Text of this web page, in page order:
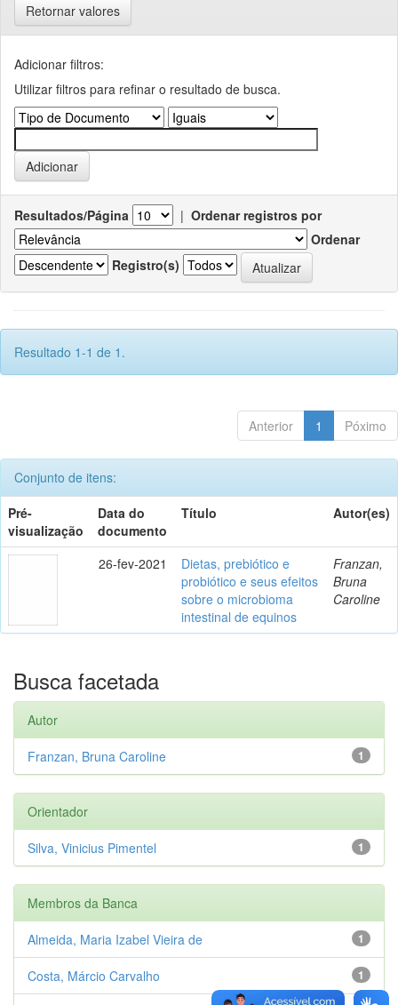
Retornar valores
Adicionar filtros:
Utilizar filtros para refinar o resultado de busca.
Resultados/Página | Ordenar registros por
Ordenar
Registro(s)
Resultado 1-1 de 1.
Anterior 1 Póximo
Conjunto de itens:
Pré-
visualização
Data do
documento
Título Autor(es)
26-fev-2021
Dietas, prebiótico e
probiótico e seus efeitos
sobre o microbioma
intestinal de equinos
Franzan,
Bruna
Caroline
Busca facetada
Autor
1
Franzan, Bruna Caroline
Orientador
1
Silva, Vinicius Pimentel
Membros da Banca
1
Almeida, Maria Izabel Vieira de
1
Costa, Márcio Carvalho